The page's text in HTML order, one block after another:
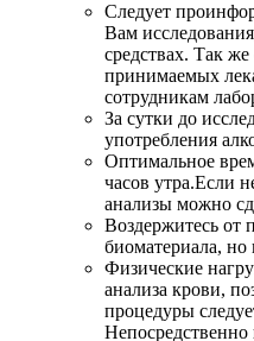
Следует
Вам
средствах. Так
принимаемых
сотрудникам
За сутки до
употребления
Оптимальное
часов утра.Если
анализы можно
Воздержитесь от
биоматериала, но
Физические
анализа крови,
процедуры
Непосредственно